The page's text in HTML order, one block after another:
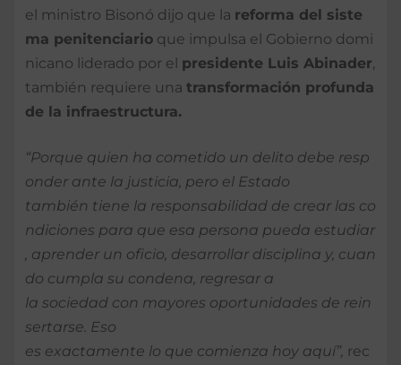
el ministro Bisonó dijo que la reforma del siste
ma penitenciario que impulsa el Gobierno domi
nicano liderado por el presidente Luis Abinader
también requiere una transformación profunda
de la infraestructura.
“Porque quien ha cometido un delito debe resp
onder ante la justicia, pero el Estado
también tiene la responsabilidad de crear las co
ndiciones para que esa persona pueda estudiar
, aprender un oficio, desarrollar disciplina y, cuan
do cumpla su condena, regresar a
la sociedad con mayores oportunidades de rein
sertarse. Eso
es exactamente lo que comienza hoy aquí”, rec